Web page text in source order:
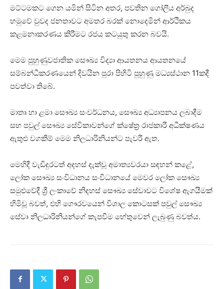
මට්ටමකට ගෙන යමින් සිටින අතර, පවතින ගෝලීය අර්බුද
හමුවේ වුවද ජනතාවට අමතර බරක් නොදෙමින් ආර්ථිකය
කළමනාකරණය කිරීමට රජය කටයුතු කරන බවයි.
මෙම පුහුණුවජාතික සෞඛ්‍ය විද්‍යා ආයතනය ආයතනයේ
සම්බන්ධීකරණයෙන් දිවයින පුරා පිහිටි පුහුණු මධ්‍යස්ථාන 11කදී
පවත්වා තිබේ.
මාතෘ හා ළමා සෞඛ්‍ය සංවර්ධනය, සෞඛ්‍ය අධ්‍යාපනය ලබාදීම
සහ පවුල් සෞඛ්‍ය සේවිකාවන්ගේ ක්ෂේත්‍ර රාජකාරී අධීක්ෂණය
ඇතුළු වගකීම් මෙම නිලධාරිනියන්ට පැවරී ඇත.
මෙහිදී වැඩිදුරටත් අදහස් දැක්වූ අමාත්‍යවරයා සඳහන් කළේ,
ලෝක සෞඛ්‍ය සංවිධානය සංවිධානයේ මෙවර ලෝක සෞඛ්‍ය
සමුළුවේදී ශ්‍රී ලංකාවේ නිදහස් සෞඛ්‍ය සේවාවට විශේෂ ඇගයීමක්
හිමිවූ බවත්, එහි ගෞරවයෙන් විශාල කොටසක් පවුල් සෞඛ්‍ය
සේවා නිලධාරිනියන්ගේ කැපවීම හේතුවෙන් ලැබුණු බවත්ය.